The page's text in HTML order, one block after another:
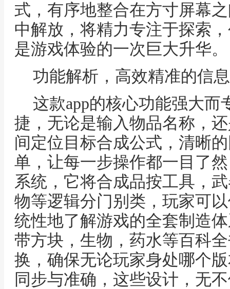
式，有序地整合在方寸屏幕
中解放，将精力专注于探索
是游戏体验的一次巨大升华。
功能解析，高效精准的信
这款app的核心功能强大
捷，无论是输入物品名称，
间定位目标合成公式，清晰
单，让每一步操作都一目了
系统，它将合成品按工具，
物等逻辑分门别类，玩家可
统性地了解游戏的全套制造
带方块，生物，药水等百科
换，确保无论玩家身处哪个
同步与准确，这些设计，无